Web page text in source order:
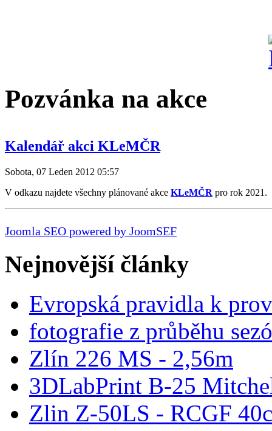
Pozvánka na akce
Kalendář akci KLeMČR
Sobota, 07 Leden 2012 05:57
V odkazu najdete všechny plánované akce KLeMČR pro rok 2021.
Joomla SEO powered by JoomSEF
Nejnovější články
Evropská pravidla k
fotografie z průběhu
Zlín 226 MS - 2,56m
3DLabPrint B-25
Zlin Z-50LS - RCGF